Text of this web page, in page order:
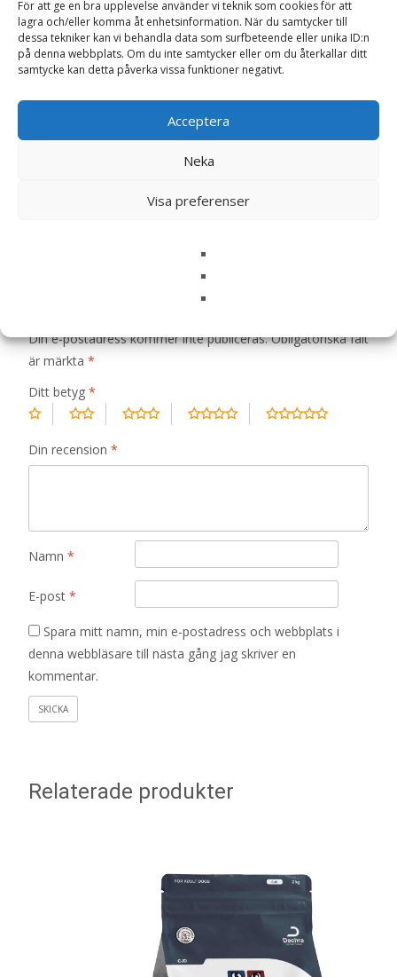
För att ge en bra upplevelse använder vi teknik som cookies för att
lagra och/eller komma åt enhetsinformation. När du samtycker till
dessa tekniker kan vi behandla data som surfbeteende eller unika ID:n
på denna webbplats. Om du inte samtycker eller om du återkallar ditt
samtycke kan detta påverka vissa funktioner negativt.
Acceptera
Neka
Visa preferenser
Artikelnr:10239 Kategorier:Hundmat, Torrfoder
Etikett: Halla Pet Food
Bli först med att recensera ”Hundfoder
Din e-postadress kommer inte publiceras. Obligatoriska fält
är märkta *
Ditt betyg *
Din recension *
Namn *
E-post *
Spara mitt namn, min e-postadress och webbplats i
denna webbläsare till nästa gång jag skriver en
kommentar.
Relaterade produkter